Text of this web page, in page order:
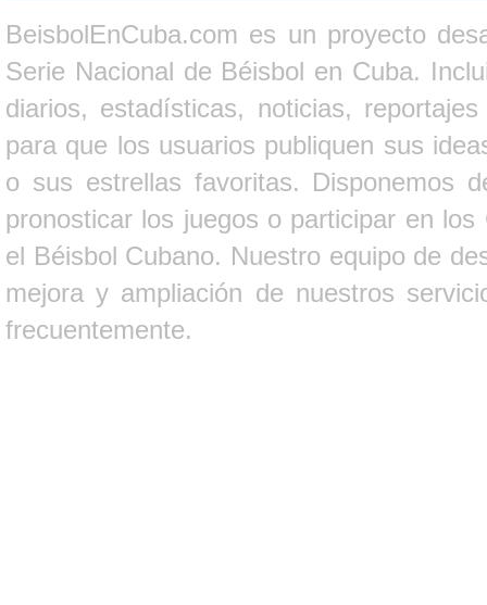
BeisbolEnCuba.com es un proyecto
Serie Nacional de Béisbol en Cuba.
diarios, estadísticas, noticias,
para que los usuarios publiquen sus
o sus estrellas favoritas. Disponemos
pronosticar los juegos o participar en
el Béisbol Cubano. Nuestro equipo de
mejora y ampliación de nuestros
frecuentemente.